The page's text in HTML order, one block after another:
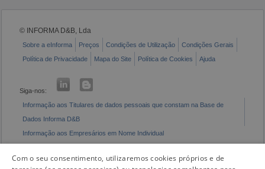
© INFORMA D&B, Lda
Sobre a eInforma Preços Condições de Utilização
Condições Gerais
Política de Privacidade
Mapa do Site Política de Cookies Ajuda
Siga-nos:
Informação aos Titulares de dados pessoais que constam na Base de
Dados Informa D&B
Informação aos Empresários em Nome Individual
Com o seu consentimento, utilizaremos cookies próprios e de